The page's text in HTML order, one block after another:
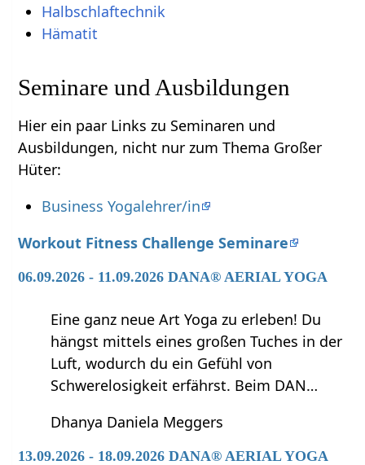
Halbschlaftechnik
Hämatit
Seminare und Ausbildungen
Hier ein paar Links zu Seminaren und
Ausbildungen, nicht nur zum Thema Großer
Hüter:
Business Yogalehrer/in
Workout Fitness Challenge Seminare
06.09.2026 - 11.09.2026 DANA® AERIAL YOGA
Eine ganz neue Art Yoga zu erleben! Du
hängst mittels eines großen Tuches in der
Luft, wodurch du ein Gefühl von
Schwerelosigkeit erfährst. Beim DAN…
Dhanya Daniela Meggers
13.09.2026 - 18.09.2026 DANA® AERIAL YOGA